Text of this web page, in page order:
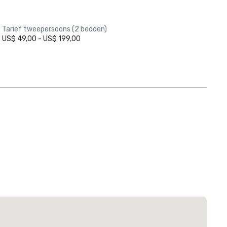
Tarief tweepersoons (2 bedden)
US$ 49,00 - US$ 199,00